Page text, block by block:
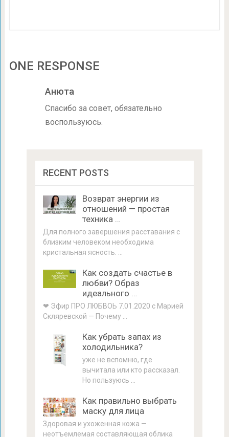
ONE RESPONSE
Анюта
Спасибо за совет, обязательно
воспользуюсь.
RECENT POSTS
Возврат энергии из
отношений — простая
техника …
Для полного завершения расставания с
близким человеком необходима
кристальная ясность. …
Как создать счастье в
любви? Образ
идеального …
❤ Эфир ПРО ЛЮБВОЬ 7.01.2020 с Марией
Скляревской — Почему …
Как убрать запах из
холодильника?
уже не вспомню, где
вычитала или кто рассказал.
Но пользуюсь …
Как правильно выбрать
маску для лица
Здоровая и ухоженная кожа —
неотъемлемая составляющая облика